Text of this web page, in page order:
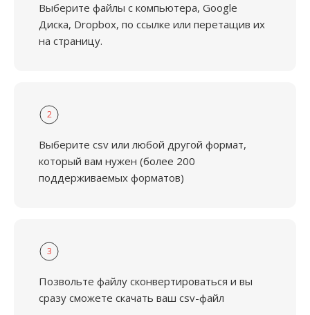
Выберите файлы с компьютера, Google
Диска, Dropbox, по ссылке или перетащив их
на страницу.
2
Выберите csv или любой другой формат,
который вам нужен (более 200
поддерживаемых форматов)
3
Позвольте файлу сконвертироваться и вы
сразу сможете скачать ваш csv-файл